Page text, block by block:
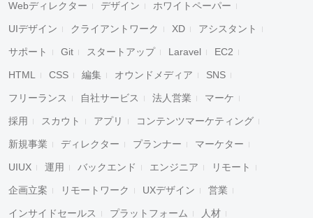
Webディレクター デザイン ホワイトペーパー
UIデザイン クライアントワーク XD アシスタント
サポート Git スタートアップ Laravel EC2
HTML CSS 編集 オウンドメディア SNS
フリーランス 自社サービス 法人営業 マーケ
採用 スカウト アプリ コンテンツマーケティング
新規事業 ディレクター プランナー マーケター
UIUX 運用 バックエンド エンジニア リモート
企画立案 リモートワーク UXデザイン 営業
インサイドセールス プラットフォーム 人材